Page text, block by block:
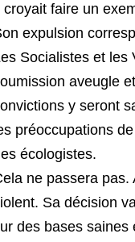
croyait faire un
expulsion
Socialistes et les
aveugle
y seront
préoccupations
écologistes.
ne passera
Sa décision
des bases saines